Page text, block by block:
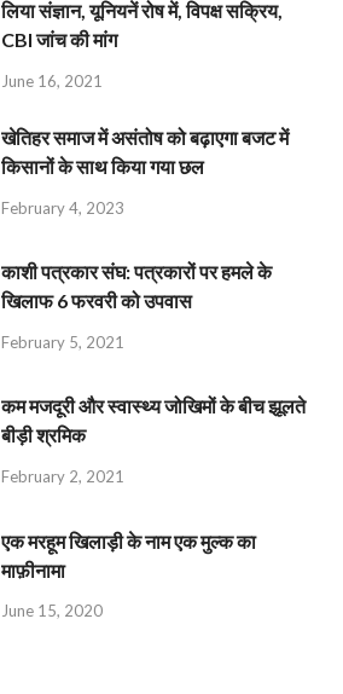
लिया संज्ञान, यूनियनें रोष में, विपक्ष सक्रिय,
CBI जांच की मांग
June 16, 2021
खेतिहर समाज में असंतोष को बढ़ाएगा बजट में
किसानों के साथ किया गया छल
February 4, 2023
काशी पत्रकार संघ: पत्रकारों पर हमले के
खिलाफ 6 फरवरी को उपवास
February 5, 2021
कम मजदूरी और स्वास्थ्य जोखिमों के बीच झूलते
बीड़ी श्रमिक
February 2, 2021
एक मरहूम खिलाड़ी के नाम एक मुल्क का
माफ़ीनामा
June 15, 2020